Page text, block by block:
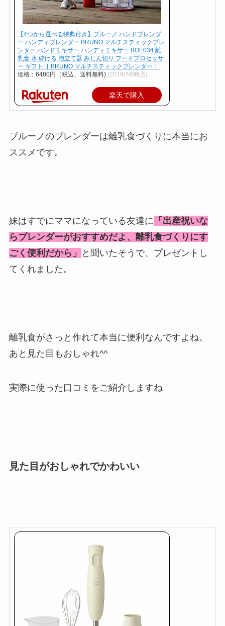
【4つから選べる特典付き】ブルーノ ハンドブレンダ
ー ハンディブレンダー BRUNO マルチスティックブレ
ンダー ハンドミキサー ハンディミキサー BOE034 離
乳食 氷 砕ける 泡立て器 みじん切り フードプロセッサ
ー ギフト［ BRUNO マルチスティックブレンダー ］
価格：6480円（税込、送料無料) (2019/7/6時点)
楽天で購入
ブルーノのブレンダーは離乳食づくりに本当にお
ススメです。
妹はすでにママになっている友達に 「出産祝いな
らブレンダーがおすすめだよ、離乳食づくりにす
ごく便利だから」
と聞いたそうで、プレゼントし
てくれました。
離乳食がさっと作れて本当に便利なんですよね。
あと見た目もおしゃれ^^
実際に使った口コミをご紹介しますね
見た目がおしゃれでかわいい